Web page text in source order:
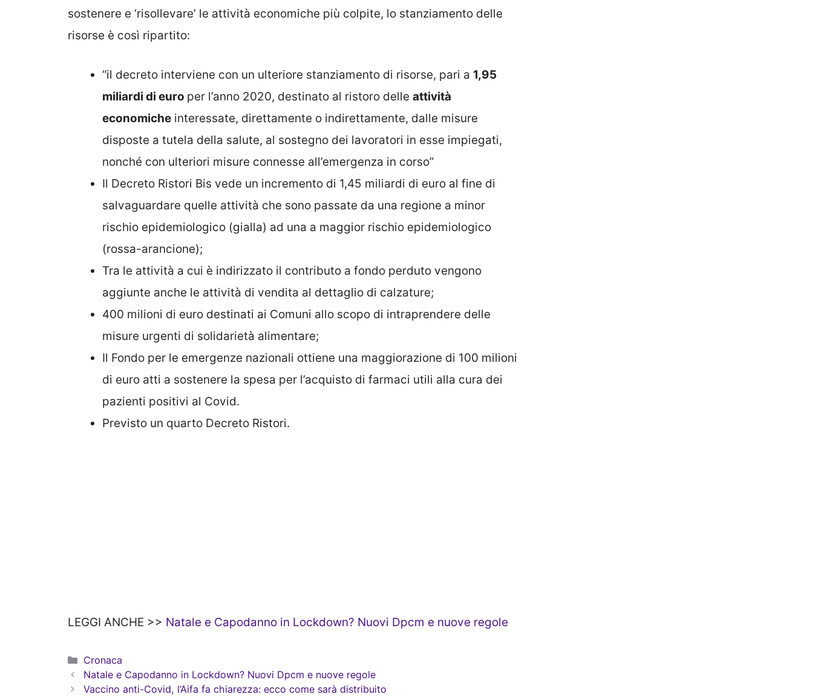
sostenere e ‘risollevare’ le attività economiche più colpite, lo stanziamento delle
risorse è così ripartito:
“il decreto interviene con un ulteriore stanziamento di risorse, pari a 1,95
miliardi di euro per l’anno 2020, destinato al ristoro delle attività
economiche interessate, direttamente o indirettamente, dalle misure
disposte a tutela della salute, al sostegno dei lavoratori in esse impiegati,
nonché con ulteriori misure connesse all’emergenza in corso”
Il Decreto Ristori Bis vede un incremento di 1,45 miliardi di euro al fine di
salvaguardare quelle attività che sono passate da una regione a minor
rischio epidemiologico (gialla) ad una a maggior rischio epidemiologico
(rossa-arancione);
Tra le attività a cui è indirizzato il contributo a fondo perduto vengono
aggiunte anche le attività di vendita al dettaglio di calzature;
400 milioni di euro destinati ai Comuni allo scopo di intraprendere delle
misure urgenti di solidarietà alimentare;
Il Fondo per le emergenze nazionali ottiene una maggiorazione di 100 milioni
di euro atti a sostenere la spesa per l’acquisto di farmaci utili alla cura dei
pazienti positivi al Covid.
Previsto un quarto Decreto Ristori.
LEGGI ANCHE >> Natale e Capodanno in Lockdown? Nuovi Dpcm e nuove regole
Categorie
Cronaca
Natale e Capodanno in Lockdown? Nuovi Dpcm e nuove regole
Vaccino anti-Covid, l’Aifa fa chiarezza: ecco come sarà distribuito